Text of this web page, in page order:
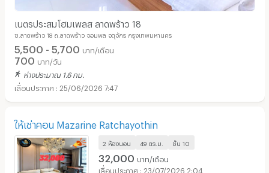
เนตรประสมโฮมเพลส ลาดพร้าว 18
ซ.ลาดพร้าว 18 ถ.ลาดพร้าว จอมพล จตุจักร กรุงเทพมหานคร
5,500 - 5,700 บาท/เดือน
700 บาท/วัน
ห่างประมาณ 1.6 กม.
25/06/2026 7:47
ให้เช่าคอน Mazarine Ratchayothin
2 ห้องนอน 49 ตร.ม. ชั้น 10
32,000 บาท/เดือน
23/07/2026 2:04